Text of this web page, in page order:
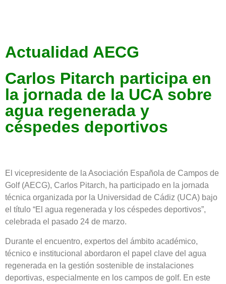
Actualidad AECG
Carlos Pitarch participa en
la jornada de la UCA sobre
agua regenerada y
céspedes deportivos
El vicepresidente de la Asociación Española de Campos de
Golf (AECG), Carlos Pitarch, ha participado en la jornada
técnica organizada por la Universidad de Cádiz (UCA) bajo
el título “El agua regenerada y los céspedes deportivos”,
celebrada el pasado 24 de marzo.
Durante el encuentro, expertos del ámbito académico,
técnico e institucional abordaron el papel clave del agua
regenerada en la gestión sostenible de instalaciones
deportivas, especialmente en los campos de golf. En este